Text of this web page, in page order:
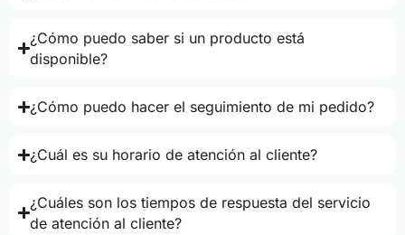
¿Cómo puedo saber si un producto está
disponible?
¿Cómo puedo hacer el seguimiento de mi pedido?
¿Cuál es su horario de atención al cliente?
¿Cuáles son los tiempos de respuesta del servicio
de atención al cliente?